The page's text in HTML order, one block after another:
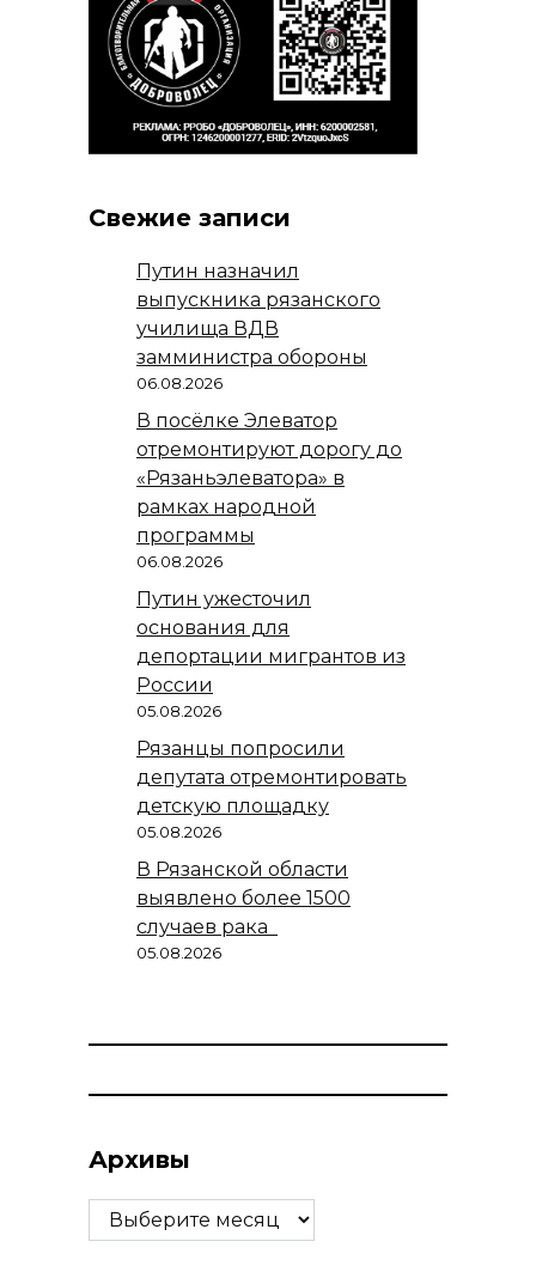
Свежие записи
Путин назначил
выпускника рязанского
училища ВДВ
замминистра обороны
06.08.2026
В посёлке Элеватор
отремонтируют дорогу до
«Рязаньэлеватора» в
рамках народной
программы
06.08.2026
Путин ужесточил
основания для
депортации мигрантов из
России
05.08.2026
Рязанцы попросили
депутата отремонтировать
детскую площадку
05.08.2026
В Рязанской области
выявлено более 1500
случаев рака
05.08.2026
Архивы
Архивы